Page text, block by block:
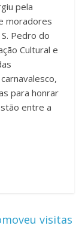
pela
moradores
Pedro do
Cultural e
para honrar
entre a
visitas